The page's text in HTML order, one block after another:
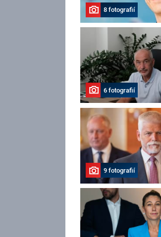
8 fotografií
6 fotografií
9 fotografií